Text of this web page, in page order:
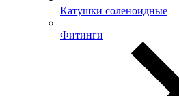
Катушки соленоидные
Фитинги